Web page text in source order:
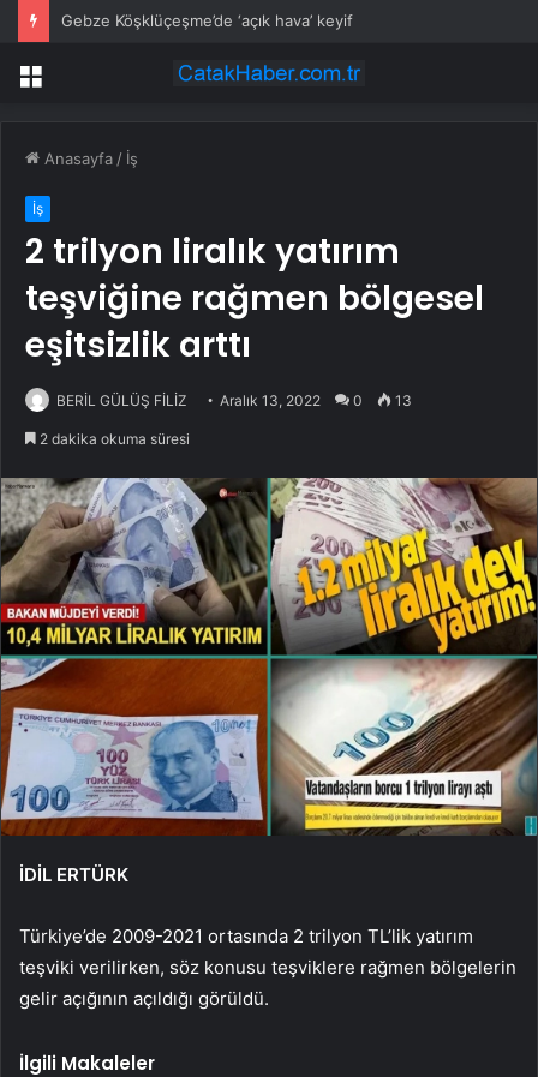
Applied Optoelectronics hissesi neden yükselişte?
Menü
Anasayfa / İş
İş
2 trilyon liralık yatırım
teşviğine rağmen bölgesel
eşitsizlik arttı
BERİL GÜLÜŞ FİLİZ Aralık 13, 2022 0 13
2 dakika okuma süresi
İDİL ERTÜRK
Türkiye’de 2009-2021 ortasında 2 trilyon TL’lik yatırım
teşviki verilirken, söz konusu teşviklere rağmen bölgelerin
gelir açığının açıldığı görüldü.
İlgili Makaleler